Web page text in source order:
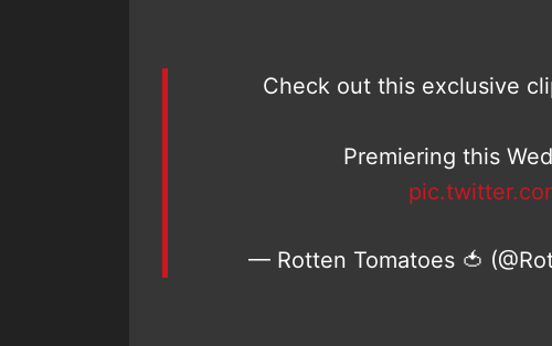
Check out this exclusive
Premiering this
— Rotten Tomatoes 🍅